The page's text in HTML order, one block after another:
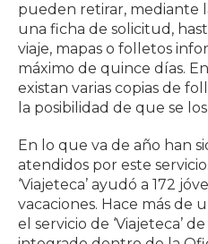
pueden retirar, mediante
una ficha de solicitud,
viaje, mapas o folletos
máximo de quince días.
existan varias copias de
la posibilidad de que se
En lo que va de año han
atendidos por este
‘Viajeteca’ ayudó a 172
vacaciones. Hace más de
el servicio de ‘Viajeteca’